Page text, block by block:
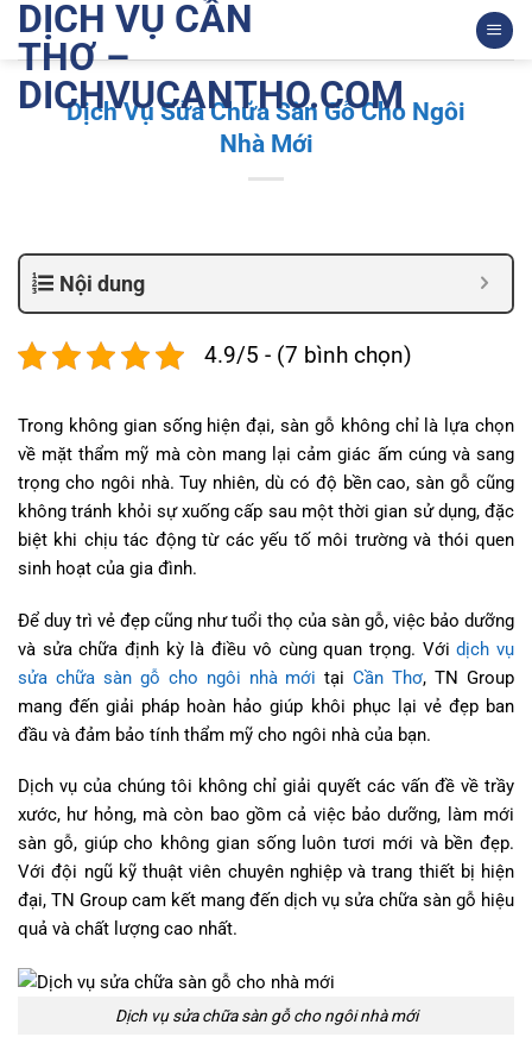
qua
dung
DỊCH VỤ CẦN
THƠ –
DICHVUCANTHO.COM
Dịch Vụ Sửa Chữa Sàn Gỗ Cho Ngôi
Nhà Mới
Nội dung
4.9/5 - (7 bình chọn)
Trong không gian sống hiện đại, sàn gỗ không chỉ là lựa chọn
về mặt thẩm mỹ mà còn mang lại cảm giác ấm cúng và sang
trọng cho ngôi nhà. Tuy nhiên, dù có độ bền cao, sàn gỗ cũng
không tránh khỏi sự xuống cấp sau một thời gian sử dụng, đặc
biệt khi chịu tác động từ các yếu tố môi trường và thói quen
sinh hoạt của gia đình.
Để duy trì vẻ đẹp cũng như tuổi thọ của sàn gỗ, việc bảo dưỡng
và sửa chữa định kỳ là điều vô cùng quan trọng. Vớidịch vụ
sửa chữa sàn gỗ cho ngôi nhà mới tạiCần Thơ, TN Group
mang đến giải pháp hoàn hảo giúp khôi phục lại vẻ đẹp ban
đầu và đảm bảo tính thẩm mỹ cho ngôi nhà của bạn.
Dịch vụ của chúng tôi không chỉ giải quyết các vấn đề về trầy
xước, hư hỏng, mà còn bao gồm cả việc bảo dưỡng, làm mới
sàn gỗ, giúp cho không gian sống luôn tươi mới và bền đẹp.
Với đội ngũ kỹ thuật viên chuyên nghiệp và trang thiết bị hiện
đại, TN Group cam kết mang đến dịch vụ sửa chữa sàn gỗ hiệu
quả và chất lượng cao nhất.
Dịch vụ sửa chữa sàn gỗ cho ngôi nhà mới